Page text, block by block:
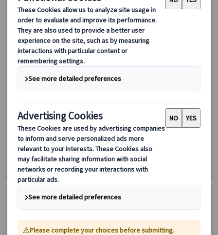
ローマ名所めぐり・街歩きツアー（日本語アシスタント付き）
｜スペイン広場・トレヴィの泉・パンテオンなど
ローマ初心者におすすめの街歩きツアー。日本語アシスタントと
一緒にスペイン広場、トレヴィの泉、パンテオンなどの名所を巡
り、地下鉄やバスの乗り方も伝授。
月・水・金曜日(6/29、8/14、12/25、1/1・6、3/29を除く)
約3時間